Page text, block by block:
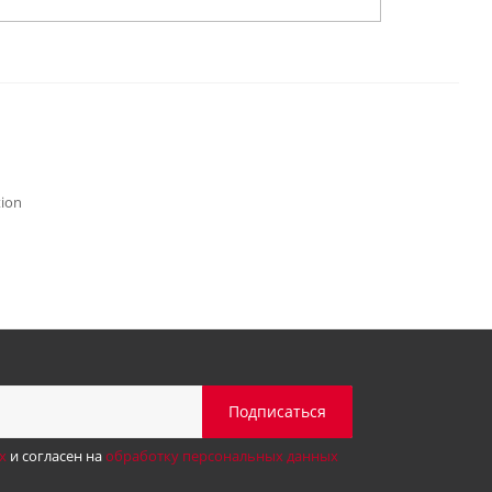
и согласен наобработку персональных данных